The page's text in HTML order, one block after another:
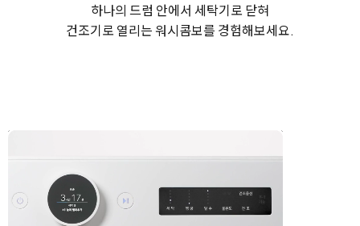
하나의 드럼 안에서 세탁기로 닫혀
건조기로 열리는 워시콤보를 경험해보세요.